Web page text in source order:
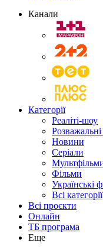
Канали
Категорії
Реаліті-шоу
Новини
Серіали
Фільми
Українські
Всі категорії
Всі проєкти
Онлайн
ТБ програма
Еще